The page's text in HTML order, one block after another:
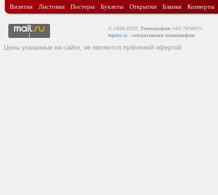
Визитки Листовки Постеры Буклеты Открытки Бланки Конверты
© 1999-2020, Типография «ФС ПРИНТ»
fsprint.ru - оперативная полиграфия
Цены указанные на сайте, не являются публичной офертой.